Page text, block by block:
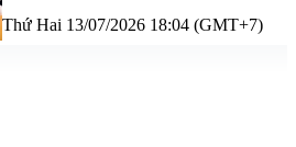
Thứ Hai 13/07/2026 18:04 (GMT+7)